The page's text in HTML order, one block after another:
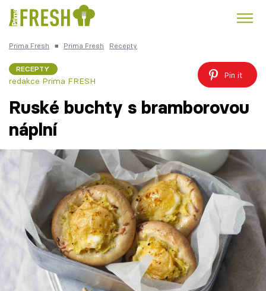
Česká kuchyně Čokoláda
Témata
Přihlášení
Sledujte nás
Prima Fresh ■ Prima Fresh Recepty
RECEPTY
redakce Prima FRESH
Pin it
Ruské buchty s bramborovou
náplní